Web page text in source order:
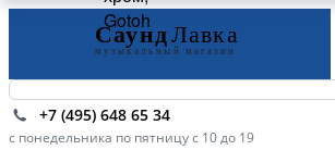
+7 (495) 648 65 34
с понедельника по пятницу с 10 до 19
Gotoh